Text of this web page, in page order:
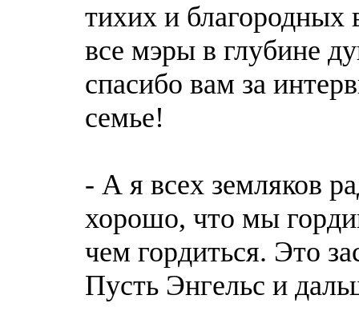
тихих и благородных
все мэры в глубине
спасибо вам за
семье!
- А я всех земляков
хорошо, что мы
чем гордиться. Это
Пусть Энгельс и